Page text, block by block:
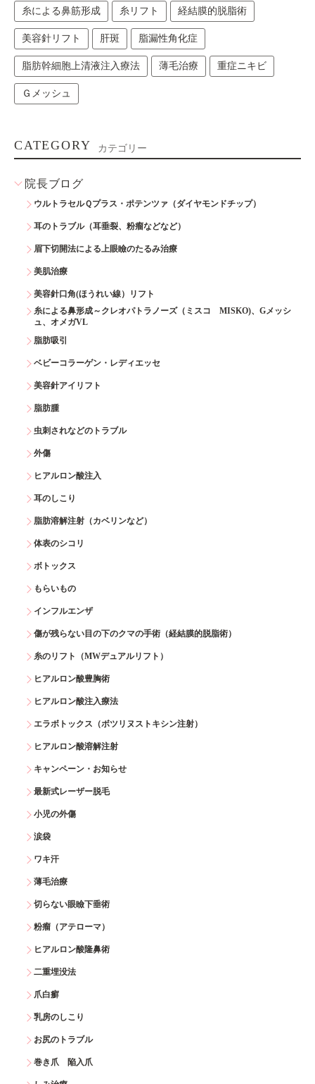
糸による鼻筋形成 糸リフト 経結膜的脱脂術
美容針リフト 肝斑 脂漏性角化症
脂肪幹細胞上清液注入療法 薄毛治療 重症ニキビ
Ｇメッシュ
CATEGORY カテゴリー
院長ブログ
ウルトラセルＱプラス・ポテンツァ（ダイヤモンドチップ）
耳のトラブル（耳垂裂、粉瘤などなど）
眉下切開法による上眼瞼のたるみ治療
美肌治療
美容針口角(ほうれい線）リフト
糸による鼻形成～クレオパトラノーズ（ミスコ MISKO)、Gメッシ
ュ、オメガVL
脂肪吸引
ベビーコラーゲン・レディエッセ
美容針アイリフト
脂肪腫
虫刺されなどのトラブル
外傷
ヒアルロン酸注入
耳のしこり
脂肪溶解注射（カベリンなど）
体表のシコリ
ボトックス
もらいもの
インフルエンザ
傷が残らない目の下のクマの手術（経結膜的脱脂術）
糸のリフト（MWデュアルリフト）
ヒアルロン酸豊胸術
ヒアルロン酸注入療法
エラボトックス（ボツリヌストキシン注射）
ヒアルロン酸溶解注射
キャンペーン・お知らせ
最新式レーザー脱毛
小児の外傷
涙袋
ワキ汗
薄毛治療
切らない眼瞼下垂術
粉瘤（アテローマ）
ヒアルロン酸隆鼻術
二重埋没法
爪白癬
乳房のしこり
お尻のトラブル
巻き爪 陥入爪